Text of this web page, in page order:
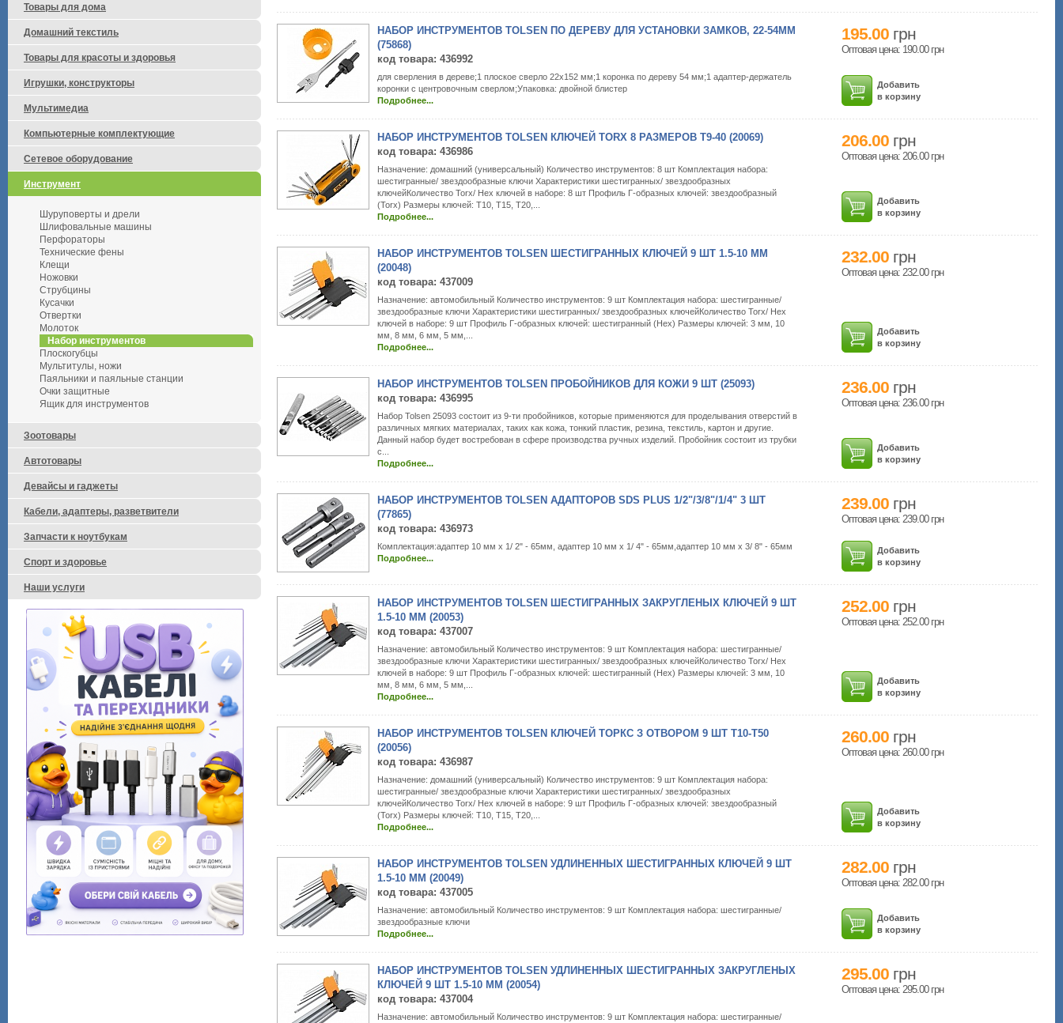
НАБОР ИНСТРУМЕНТОВ TOLSEN ПО ДЕРЕВУ ДЛЯ УСТАНОВКИ ЗАМКОВ, 22-54ММ
(75868)
код товара: 436992
для сверления в дереве;1 плоское сверло 22х152 мм;1 коронка по дереву 54 мм;1 адаптер-держатель
коронки с центровочным сверлом;Упаковка: двойной блистер
Подробнее...
195.00 грн
Оптовая цена: 190.00 грн
Добавить
в корзину
НАБОР ИНСТРУМЕНТОВ TOLSEN КЛЮЧЕЙ TORX 8 РАЗМЕРОВ T9-40 (20069)
код товара: 436986
Назначение: домашний (универсальный) Количество инструментов: 8 шт Комплектация набора:
шестигранные/ звездообразные ключи Характеристики шестигранных/ звездообразных
ключейКоличество Torx/ Hex ключей в наборе: 8 шт Профиль Г-образных ключей: звездообразный
(Torx) Размеры ключей: T10, T15, T20,...
Подробнее...
206.00 грн
Оптовая цена: 206.00 грн
Добавить
в корзину
НАБОР ИНСТРУМЕНТОВ TOLSEN ШЕСТИГРАННЫХ КЛЮЧЕЙ 9 ШТ 1.5-10 ММ
(20048)
код товара: 437009
Назначение: автомобильный Количество инструментов: 9 шт Комплектация набора: шестигранные/
звездообразные ключи Характеристики шестигранных/ звездообразных ключейКоличество Torx/ Hex
ключей в наборе: 9 шт Профиль Г-образных ключей: шестигранный (Hex) Размеры ключей: 3 мм, 10
мм, 8 мм, 6 мм, 5 мм,...
Подробнее...
232.00 грн
Оптовая цена: 232.00 грн
Добавить
в корзину
НАБОР ИНСТРУМЕНТОВ TOLSEN ПРОБОЙНИКОВ ДЛЯ КОЖИ 9 ШТ (25093)
код товара: 436995
Набор Tolsen 25093 состоит из 9-ти пробойников, которые применяются для проделывания отверстий в
различных мягких материалах, таких как кожа, тонкий пластик, резина, текстиль, картон и другие.
Данный набор будет востребован в сфере производства ручных изделий. Пробойник состоит из трубки
с...
Подробнее...
236.00 грн
Оптовая цена: 236.00 грн
Добавить
в корзину
НАБОР ИНСТРУМЕНТОВ TOLSEN АДАПТОРОВ SDS PLUS 1/2"/3/8"/1/4" 3 ШТ
(77865)
код товара: 436973
Комплектация:адаптер 10 мм х 1/ 2" - 65мм, адаптер 10 мм х 1/ 4" - 65мм,адаптер 10 мм х 3/ 8" - 65мм
Подробнее...
239.00 грн
Оптовая цена: 239.00 грн
Добавить
в корзину
НАБОР ИНСТРУМЕНТОВ TOLSEN ШЕСТИГРАННЫХ ЗАКРУГЛЕНЫХ КЛЮЧЕЙ 9 ШТ
1.5-10 ММ (20053)
код товара: 437007
Назначение: автомобильный Количество инструментов: 9 шт Комплектация набора: шестигранные/
звездообразные ключи Характеристики шестигранных/ звездообразных ключейКоличество Torx/ Hex
ключей в наборе: 9 шт Профиль Г-образных ключей: шестигранный (Hex) Размеры ключей: 3 мм, 10
мм, 8 мм, 6 мм, 5 мм,...
Подробнее...
252.00 грн
Оптовая цена: 252.00 грн
Добавить
в корзину
НАБОР ИНСТРУМЕНТОВ TOLSEN КЛЮЧЕЙ ТОРКС З ОТВОРОМ 9 ШТ Т10-Т50
(20056)
код товара: 436987
Назначение: домашний (универсальный) Количество инструментов: 9 шт Комплектация набора:
шестигранные/ звездообразные ключи Характеристики шестигранных/ звездообразных
ключейКоличество Torx/ Hex ключей в наборе: 9 шт Профиль Г-образных ключей: звездообразный
(Torx) Размеры ключей: T10, T15, T20,...
Подробнее...
260.00 грн
Оптовая цена: 260.00 грн
Добавить
в корзину
НАБОР ИНСТРУМЕНТОВ TOLSEN УДЛИНЕННЫХ ШЕСТИГРАННЫХ КЛЮЧЕЙ 9 ШТ
1.5-10 ММ (20049)
код товара: 437005
Назначение: автомобильный Количество инструментов: 9 шт Комплектация набора: шестигранные/
звездообразные ключи
Подробнее...
282.00 грн
Оптовая цена: 282.00 грн
Добавить
в корзину
НАБОР ИНСТРУМЕНТОВ TOLSEN УДЛИНЕННЫХ ШЕСТИГРАННЫХ ЗАКРУГЛЕНЫХ
КЛЮЧЕЙ 9 ШТ 1.5-10 ММ (20054)
код товара: 437004
Назначение: автомобильный Количество инструментов: 9 шт Комплектация набора: шестигранные/
295.00 грн
Оптовая цена: 295.00 грн
Товары для дома
Домашний текстиль
Товары для красоты и здоровья
Игрушки, конструкторы
Мультимедиа
Компьютерные комплектующие
Сетевое оборудование
Инструмент
Шуруповерты и дрели
Шлифовальные машины
Перфораторы
Технические фены
Клещи
Ножовки
Струбцины
Кусачки
Отвертки
Молоток
Набор инструментов
Плоскогубцы
Мультитулы, ножи
Паяльники и паяльные станции
Очки защитные
Ящик для инструментов
Зоотовары
Автотовары
Девайсы и гаджеты
Кабели, адаптеры, разветвители
Запчасти к ноутбукам
Спорт и здоровье
Наши услуги